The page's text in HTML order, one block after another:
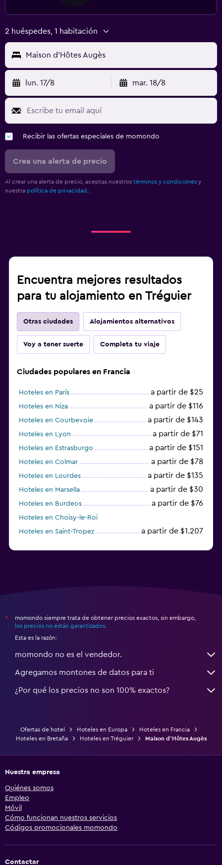
2 huéspedes, 1 habitación
Maison d'Hôtes Augès
lun. 17/8 mar. 18/8
Recibir las ofertas especiales de momondo
Crea una alerta de precio
Al crear una alerta de precio, aceptas nuestros términos y condiciones y
nuestra política de privacidad.
Encuentra mejores resultados
para tu alojamiento en Tréguier
Otras ciudades Alojamientos alternativos
Voy a tener suerte Completa tu viaje
Ciudades populares en Francia
Hoteles en París a partir de $25
Hoteles en Niza a partir de $116
Hoteles en Courbevoie a partir de $143
Hoteles en Lyon a partir de $71
Hoteles en Estrasburgo a partir de $151
Hoteles en Colmar a partir de $78
Hoteles en Lourdes a partir de $135
Hoteles en Marsella a partir de $30
Hoteles en Burdeos a partir de $76
Hoteles en Choisy-le-Roi
Hoteles en Saint-Tropez
a partir de $1.207
*
momondo siempre trata de obtener precios exactos, sin embargo,
los precios no están garantizados
Esta es la razón:
momondo no es el vendedor.
Agregamos montones de datos para ti
¿Por qué los precios no son 100% exactos?
Ofertas de hotel Hoteles en Europa
Hoteles en Francia
Hoteles en Bretaña
Hoteles en Tréguier Maison d'Hôtes Augès
Nuestra empresa
Quiénes somos
Empleo
Móvil
Cómo funcionan nuestros servicios
Códigos promocionales momondo
Contactar